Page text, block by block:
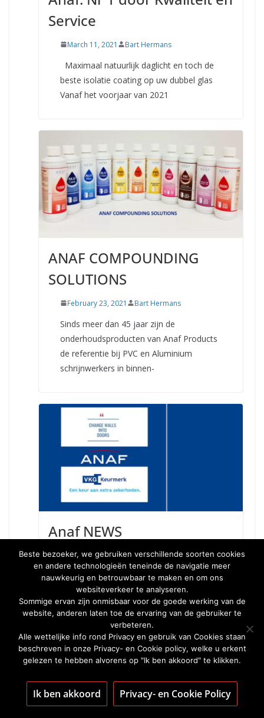
Service
March 11, 2021 Bart Hermans
Maximaal natuurlijk daglicht en toch de
beste isolatie coating op uw dubbel glas
Vanaf het voorjaar van 2021
ANAF COMPOUNDING
SOLUTIONS
February 23, 2021 Bart Hermans
Sinds meer dan 45 jaar zijn de
onderhoudsproducten van Anaf Products
de referentie bij PVC en Aluminium
schrijnwerkers in binnen-
Anaf NEWS
February 8, 2021 Bart Hermans
Anaf deurpanelen: nu met VKG Keurmerk!
+
=
Anaf Products is trots om als
eerste en enige Belgische producent van
decoratieve deurpanelen
Renson, de ‘Solmate’ voor een lekker frisse woning
De lakstift van FenekO Group
Beste bezoeker, we gebruiken verschillende soorten cookies
en andere technologieën teneinde de navigatie meer
nauwkeurig en betrouwbaar te maken en om ons
websiteverkeer te analyseren.
Sommige ervan zijn onmisbaar voor de goede werking van de
website, anderen laten toe de ervaring van de gebruiker te
verbeteren.
Alle wettelijke info rond Privacy en gebruik van Cookies staan
beschreven in onze Privacy- en Cookie policy, welke u erkent
gelezen te hebben alvorens op "Ik ben akkoord" te klikken.
Ik ben akkoord Privacy- en Cookie Policy